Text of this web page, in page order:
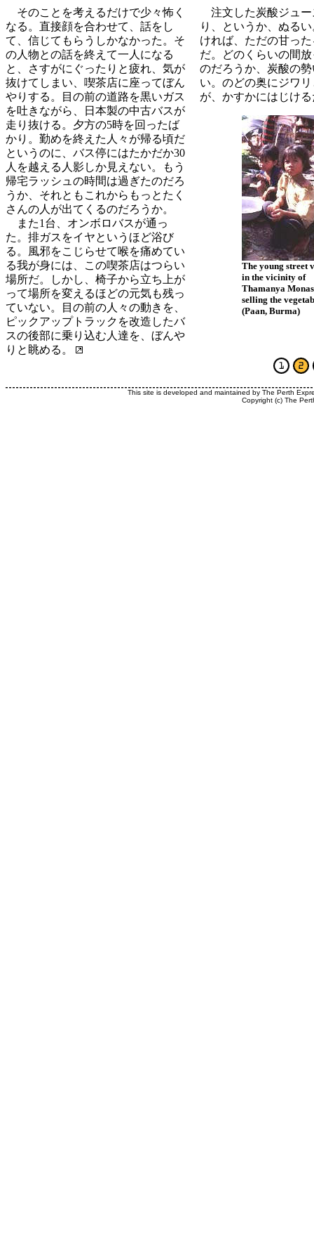
そのことを考えるだけで少々怖く
なる。直接顔を合わせて、話をし
て、信じてもらうしかなかった。そ
の人物との話を終えて一人になる
と、さすがにぐったりと疲れ、気が
抜けてしまい、喫茶店に座ってぼん
やりする。目の前の道路を黒いガス
を吐きながら、日本製の中古バスが
走り抜ける。夕方の5時を回ったば
かり。 勤めを終えた人々が帰る頃だ
というのに、バス停にはたかだか30
人を越える人影しか見えない。もう
帰宅ラッシュの時間は過ぎたのだろ
うか、それともこれからもっとたく
さんの人が出てくるのだろうか。
また1台、オンボロバスが通っ
た。排ガスをイヤというほど浴び
る。風邪をこじらせて喉を痛めてい
る我が身には、この喫茶店はつらい
場所だ。しかし、椅子から立ち上が
って場所を変えるほどの元気も残っ
ていない。目の前の人々の動きを、
ピックアップトラックを改造したバ
スの後部に乗り込む人達を、ぼんや
りと眺める。
注文した炭酸ジュー
り、というか、ぬる
ければ、ただの甘っ
だ。どのくらいの間
のだろうか、炭酸の
い。のどの奥にジワ
が、かすかにはじけ
The young street
in the vicinity of
Thamanya
selling the
(Paan, Burma)
This site is developed and maintained by The Perth
Copyright (c) The